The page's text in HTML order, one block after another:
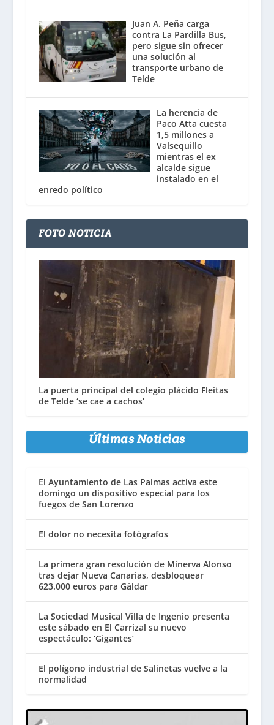
Juan A. Peña carga
contra La Pardilla Bus,
pero sigue sin ofrecer
una solución al
transporte urbano de
Telde
La herencia de
Paco Atta cuesta
1,5 millones a
Valsequillo
mientras el ex
alcalde sigue
instalado en el
enredo político
FOTO NOTICIA
La puerta principal del colegio plácido Fleitas
de Telde ‘se cae a cachos’
Últimas Noticias
El Ayuntamiento de Las Palmas activa este
domingo un dispositivo especial para los
fuegos de San Lorenzo
El dolor no necesita fotógrafos
La primera gran resolución de Minerva Alonso
tras dejar Nueva Canarias, desbloquear
623.000 euros para Gáldar
La Sociedad Musical Villa de Ingenio presenta
este sábado en El Carrizal su nuevo
espectáculo: ‘Gigantes’
El polígono industrial de Salinetas vuelve a la
normalidad